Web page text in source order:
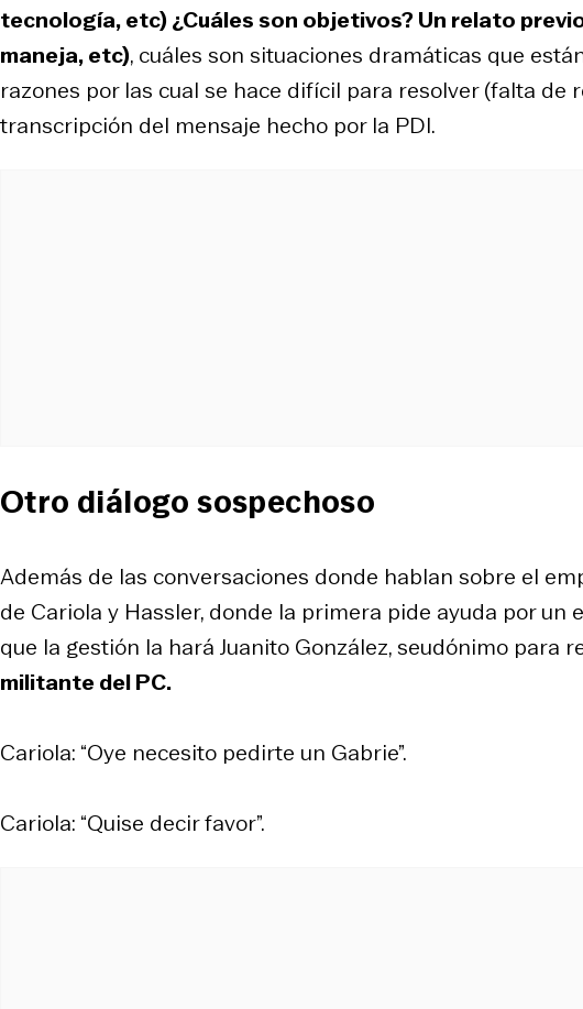
tecnología, etc) ¿Cuáles son objetivos? Un relato
maneja, etc), cuáles son situaciones dramáticas que
razones por las cual se hace difícil para resolver (falta de
transcripción del mensaje hecho por la PDI.
Otro diálogo sospechoso
Además de las conversaciones donde hablan sobre el
de Cariola y Hassler, donde la primera pide ayuda por
que la gestión la hará Juanito González, seudónimo para
militante del PC.
Cariola: “Oye necesito pedirte un Gabrie”.
Cariola: “Quise decir favor”.